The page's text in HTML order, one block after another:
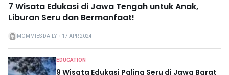
7 Wisata Edukasi di Jawa Tengah untuk Anak,
Liburan Seru dan Bermanfaat!
MOMMIES DAILY ・ 17 APR 2024
EDUCATION
9 Wisata Edukasi Paling Seru di Jawa Barat